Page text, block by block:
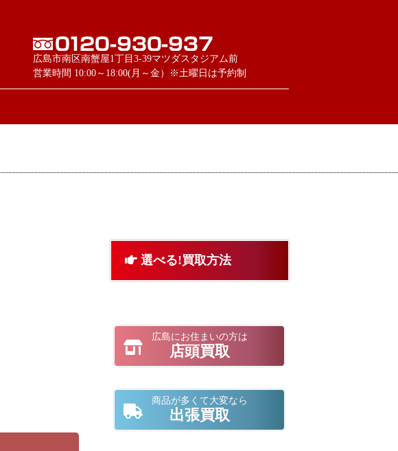
広島市南区南蟹屋1丁目3-39マツダスタジアム前
営業時間 10:00～18:00(月～金）※土曜日は予約制
選べる!買取方法
広島にお住まいの方は
店頭買取
商品が多くて大変なら
出張買取